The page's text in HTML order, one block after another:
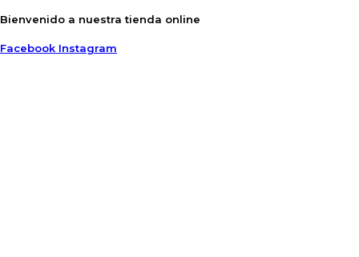
Ir
contenido
Bienvenido a nuestra tienda online
Facebook Instagram